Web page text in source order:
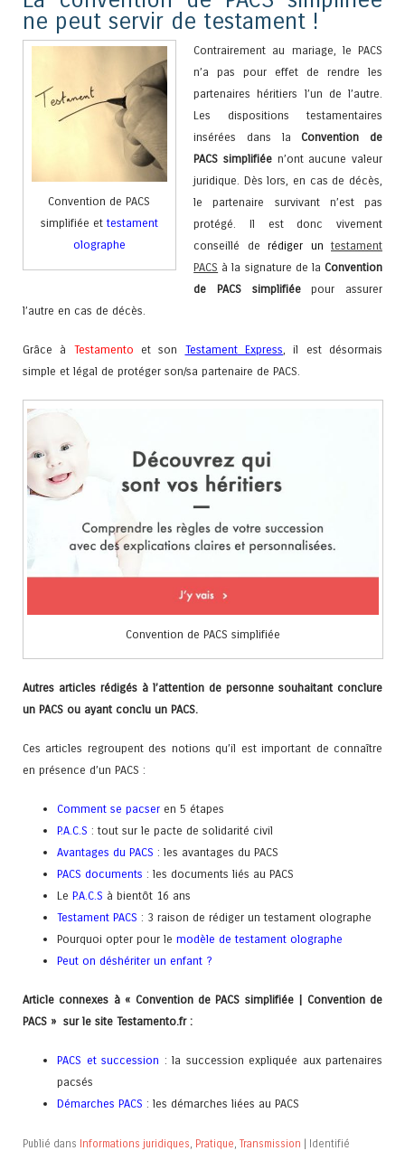
ne peut servir de testament !
Convention de PACS
simplifiée ettestament
olographe
Contrairement au mariage, le PACS
n’a pas pour effet de rendre les
partenaires héritiers l’un de l’autre.
Les dispositions testamentaires
insérées dans la Convention de
PACS simplifiéen’ont aucune valeur
juridique. Dès lors, en cas de décès,
le partenaire survivant n’est pas
protégé. Il est donc vivement
conseillé derédiger un testament
PACS à la signature de la Convention
de PACS simplifiéepour assurer
l’autre en cas de décès.
Grâce à Testamento et son TestamentExpress, il est désormais
simple et légal de protéger son/sa partenaire de PACS.
Convention de PACS simplifiée
Autres articles rédigés à l’attention de personne souhaitant conclure
un PACS ou ayant conclu un PACS.
Ces articles regroupent des notions qu’il est important de connaître
en présence d’un PACS :
Comment se pacser en 5 étapes
P.A.C.S : tout sur le pacte de solidarité civil
Avantages du PACS : les avantages du PACS
PACS documents : les documents liés au PACS
LeP.A.C.S à bientôt 16 ans
Testament PACS : 3 raison de rédiger un testament olographe
Pourquoi opter pour lemodèle de testament olographe
Peut on déshériter un enfant ?
Article connexes à « Convention de PACS simplifiée | Convention de
PACS » sur le site Testamento.fr :
PACS et succession : la succession expliquée aux partenaires
pacsés
Démarches PACS : les démarches liées au PACS
Publié dans Informations juridiques Pratique Transmission | Identifié